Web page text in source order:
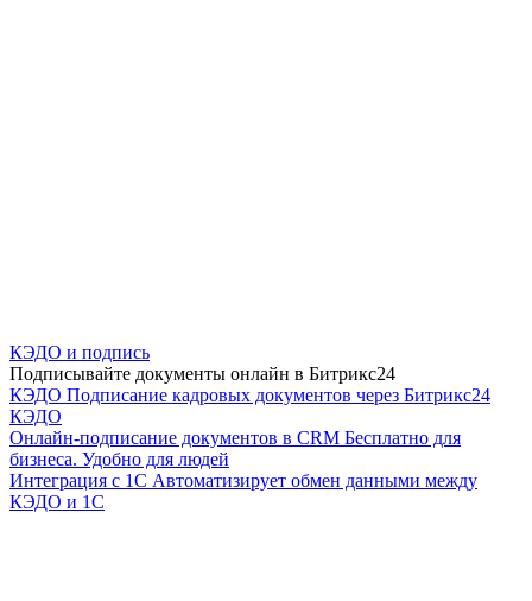
КЭДО и подпись
Подписывайте документы онлайн в Битрикс24
КЭДО Подписание кадровых документов через Битрикс24
КЭДО
Онлайн-подписание документов в CRM Бесплатно для
бизнеса. Удобно для людей
Интеграция с 1С Автоматизирует обмен данными между
КЭДО и 1С